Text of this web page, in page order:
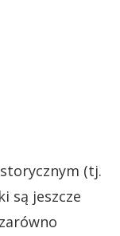
(tj.
są jeszcze